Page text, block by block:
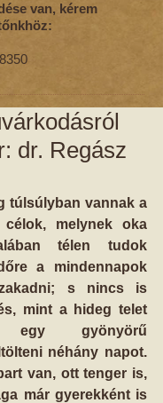
van, kérem
dr. Regász
túlsúlyban vannak a
melynek oka
télen tudok
a mindennapok
s nincs is
mint a hideg telet
egy gyönyörű
néhány napot.
van, ott tenger is,
már gyerekként is